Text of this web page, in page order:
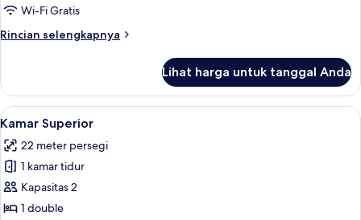
Wi-Fi Gratis
Rincian selengkapnya
Rincian
Kamar
Klasik
Lihat harga untuk tanggal Anda
Lihat
semua
foto
untuk
Kamar
Superior
Seprai antialergi, selimut bulu angsa,
10
Kamar Superior
22 meter persegi
1 kamar tidur
Kapasitas 2
1 double